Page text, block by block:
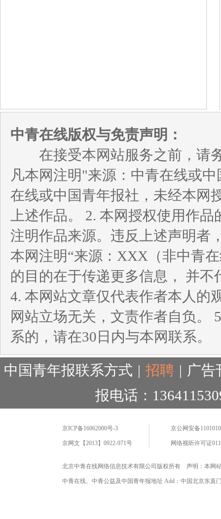
中青在线版权与免责声明：
在接受本网站服务之前，请务
凡本网注明"来源：中青在线或
在线或中国青年报社，未经本网
上述作品。 2. 本网授权使用作
注明作品来源。违反上述声明者
本网注明“来源：XXX（非中青
的目的在于传递更多信息， 并
4. 本网站文章仅代表作者本人的
网站立场无关，文责作者自负。
系的，请在30日内与本网联系。
中国青年报联系方式 | 招聘 | 广告
报电话：
京ICP备16062000号-3
京网文【2013】0922-971号
京公网安备
网络视听许可证
北京中青在线网络信息技术有限公司版权所有 声明：本网
中青在线、中青公益及中国青年报地址 Add：中国北京东直